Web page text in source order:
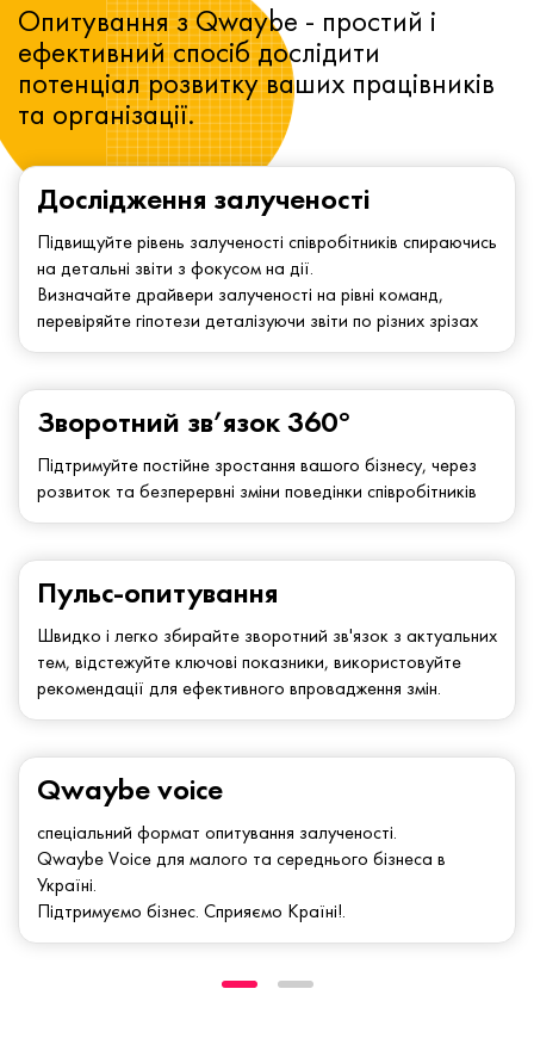
Дослідження залученості
Підвищуйте рівень залученості співробітників спираючись
на детальні звіти з фокусом на дії.
Визначайте драйвери залученості на рівні команд,
перевіряйте гіпотези деталізуючи звіти по різних зрізах
Зворотний зв’язок 360°
Підтримуйте постійне зростання вашого бізнесу, через
розвиток та безперервні зміни поведінки співробітників
Опитування з Qwaybe - простий і
ефективний спосіб дослідити
потенціал розвитку ваших працівників
та організації.
Qwaybe voice
спеціальний формат опитування залученості.
Qwaybe Voice для малого та середнього бізнеса в
Україні.
Підтримуємо бізнес. Сприяємо Країні!.
Пульс-опитування
Швидко і легко збирайте зворотний зв'язок з актуальних
тем, відстежуйте ключові показники, використовуйте
рекомендації для ефективного впровадження змін.